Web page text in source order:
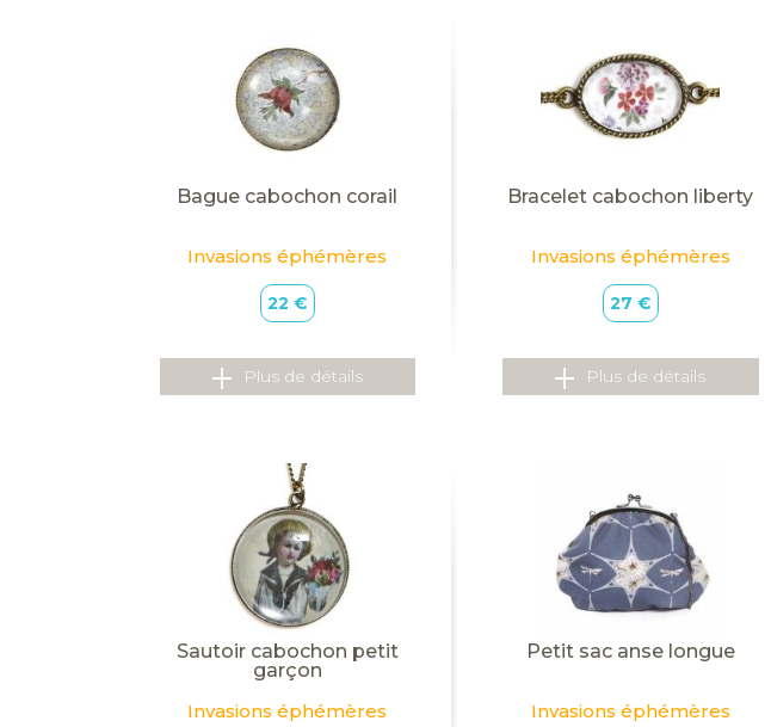
Bague cabochon corail
Invasions éphémères
22 €
Plus de détails
Bracelet cabochon liberty
Invasions éphémères
27 €
Plus de détails
Sautoir cabochon petit
garçon
Invasions éphémères
Petit sac anse longue
Invasions éphémères